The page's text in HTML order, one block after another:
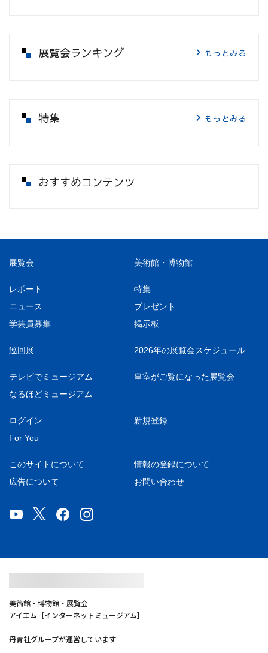
展覧会ランキング もっとみる
特集 もっとみる
おすすめコンテンツ
展覧会 美術館・博物館
レポート
特集
ニュース
プレゼント
学芸員募集
掲示板
巡回展 2026年の展覧会スケジュール
テレビでミュージアム
皇室がご覧になった展覧会
なるほどミュージアム
ログイン
新規登録
For You
このサイトについて
情報の登録について
広告について
お問い合わせ
美術館・博物館・展覧会
アイエム［インターネットミュージアム］
丹青社グループが運営しています